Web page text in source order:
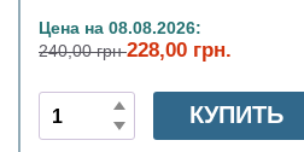
Цена на 08.08.2026:
240,00 грн228,00 грн.
КУПИТЬ